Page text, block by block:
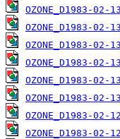
OZONE_D1983-02-
OZONE_D1983-02-
OZONE_D1983-02-
OZONE_D1983-02-
OZONE_D1983-02-
OZONE_D1983-02-
OZONE_D1983-02-
OZONE_D1983-02-